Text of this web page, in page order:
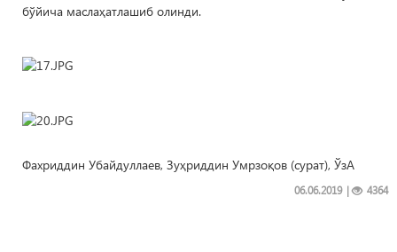
бўйича маслаҳатлашиб олинди.
Фахриддин Убайдуллаев, Зуҳриддин Умрзоқов (сурат), ЎзА
| 4364
06.06.2019